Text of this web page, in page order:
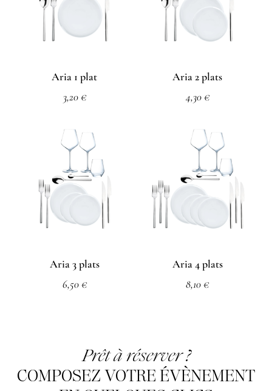
Aria 1 plat
3,20€
Aria 2 plats
4,30€
Aria 3 plats
6,50€
Aria 4 plats
8,10€
Prêt à réserver ?
COMPOSEZ VOTRE ÉVÈNEMENT